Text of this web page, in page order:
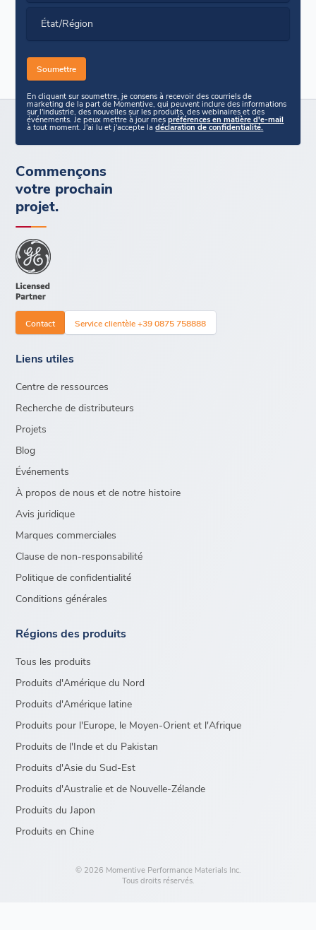
État/Région
En cliquant sur soumettre, je consens à recevoir des courriels de
marketing de la part de Momentive, qui peuvent inclure des informations
sur l'industrie, des nouvelles sur les produits, des webinaires et des
événements. Je peux mettre à jour mespréférences en matière d'e-mail
à tout moment. J'ai lu et j'accepte ladéclaration de confidentialité.
Commençons
votre prochain
projet.
Contact Service clientèle +39 0875 758888
Liens utiles
Centre de ressources
Recherche de distributeurs
Projets
Blog
Événements
À propos de nous et de notre histoire
Avis juridique
Marques commerciales
Clause de non-responsabilité
Politique de confidentialité
Conditions générales
Régions des produits
Tous les produits
Produits d'Amérique du Nord
Produits d'Amérique latine
Produits pour l'Europe, le Moyen-Orient et l'Afrique
Produits de l'Inde et du Pakistan
Produits d'Asie du Sud-Est
Produits d'Australie et de Nouvelle-Zélande
Produits du Japon
Produits en Chine
© 2026 Momentive Performance Materials Inc.
Tous droits réservés.